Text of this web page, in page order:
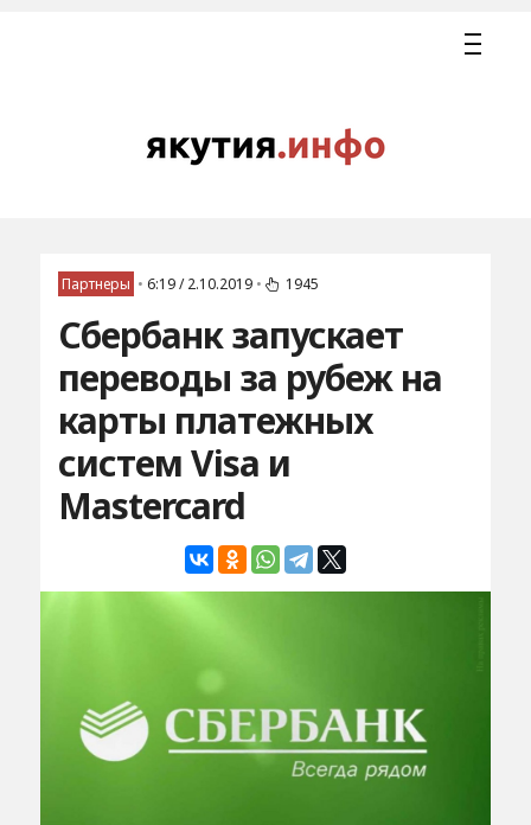
Партнеры • 6:19 / 2.10.2019 • 1945
Сбербанк запускает
переводы за рубеж на
карты платежных
систем Visa и
Mastercard